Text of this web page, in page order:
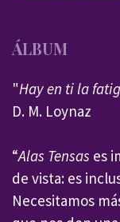
ÁLBUM
"Hay en ti la
D. M. Loynaz
“Alas Tensas es
de vista: es
Necesitamos